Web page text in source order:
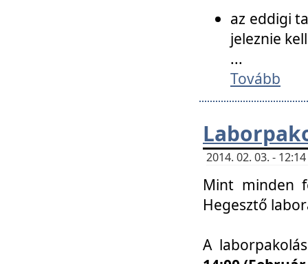
az eddigi
jeleznie
...
Tovább
2014. 02. 03. -
Mint minden
Hegesztő
A